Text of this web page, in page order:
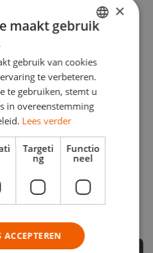
– Praktische
die uitblinken in
creativiteit en
zijn voor een
niet om je te
aflevering, waarin
ingaan op data en
Beluister de
favoriete podcast-app:
ENGLISH
×
maakt gebruik
gebruik van cookies
te verbeteren.
te gebruiken, stemt u
in overeenstemming
Lees verder
Targeti
ng
Functio
neel
ACCEPTEREN